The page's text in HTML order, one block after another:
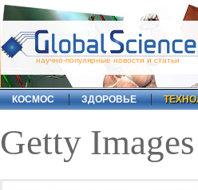
научно-популярные новости и статьи
КОСМОС ЗДОРОВЬЕ
Getty